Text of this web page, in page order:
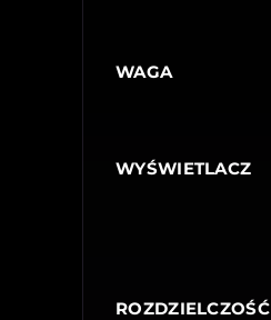
WAGA
WYŚWIETLACZ
ROZDZIELCZOŚĆ